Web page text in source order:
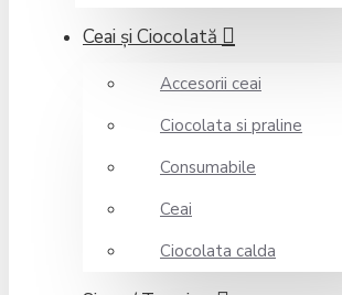
Ceai şi Ciocolată
Accesorii ceai
Ciocolata si praline
Consumabile
Ceai
Ciocolata calda